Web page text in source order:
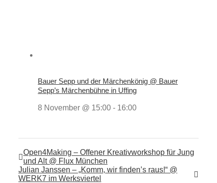
Bauer Sepp und der Märchenkönig @ Bauer
Sepp’s Märchenbühne in Uffing
8 November @ 15:00 - 16:00
Open4Making – Offener Kreativworkshop für Jung
und Alt @ Flux München
Julian Janssen – „Komm, wir finden’s raus!“ @
WERK7 im Werksviertel